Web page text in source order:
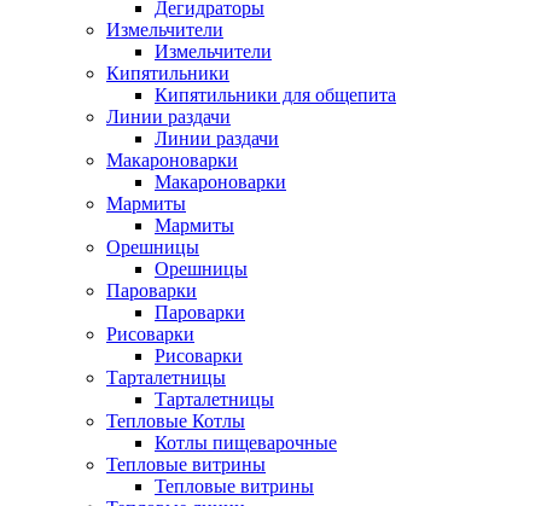
Дегидраторы
Измельчители
Измельчители
Кипятильники
Кипятильники для общепита
Линии раздачи
Линии раздачи
Макароноварки
Макароноварки
Мармиты
Мармиты
Орешницы
Орешницы
Пароварки
Пароварки
Рисоварки
Рисоварки
Тарталетницы
Тарталетницы
Тепловые Котлы
Котлы пищеварочные
Тепловые витрины
Тепловые витрины